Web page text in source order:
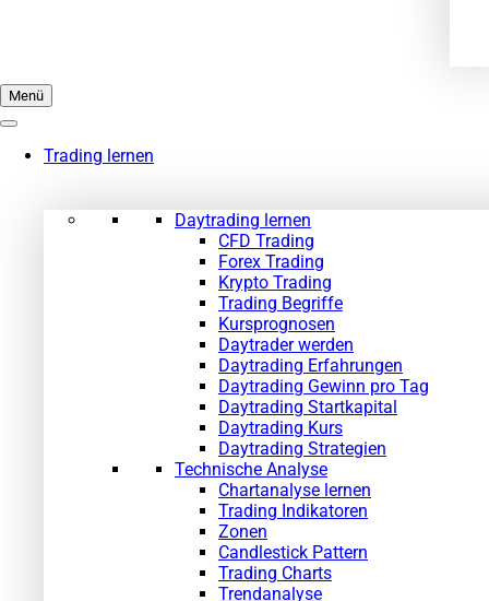
Menü
Trading lernen
Daytrading lernen
CFD Trading
Forex Trading
Krypto Trading
Trading Begriffe
Kursprognosen
Daytrader werden
Daytrading Erfahrungen
Daytrading Gewinn pro Tag
Daytrading Startkapital
Daytrading Kurs
Daytrading Strategien
Technische Analyse
Chartanalyse lernen
Trading Indikatoren
Zonen
Candlestick Pattern
Trading Charts
Trendanalyse